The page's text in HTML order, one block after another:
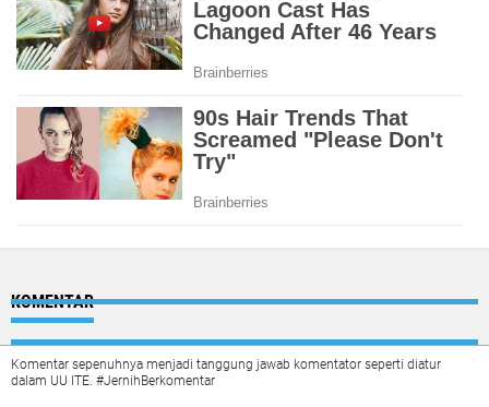
KOMENTAR
Komentar sepenuhnya menjadi tanggung jawab komentator seperti diatur
dalam UU ITE. #JernihBerkomentar